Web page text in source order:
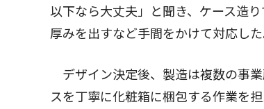
以下なら大丈夫」と聞き、ケース造
厚みを出すなど手間をかけて対応した
デザイン決定後、製造は複数の事
スを丁寧に化粧箱に梱包する作業を